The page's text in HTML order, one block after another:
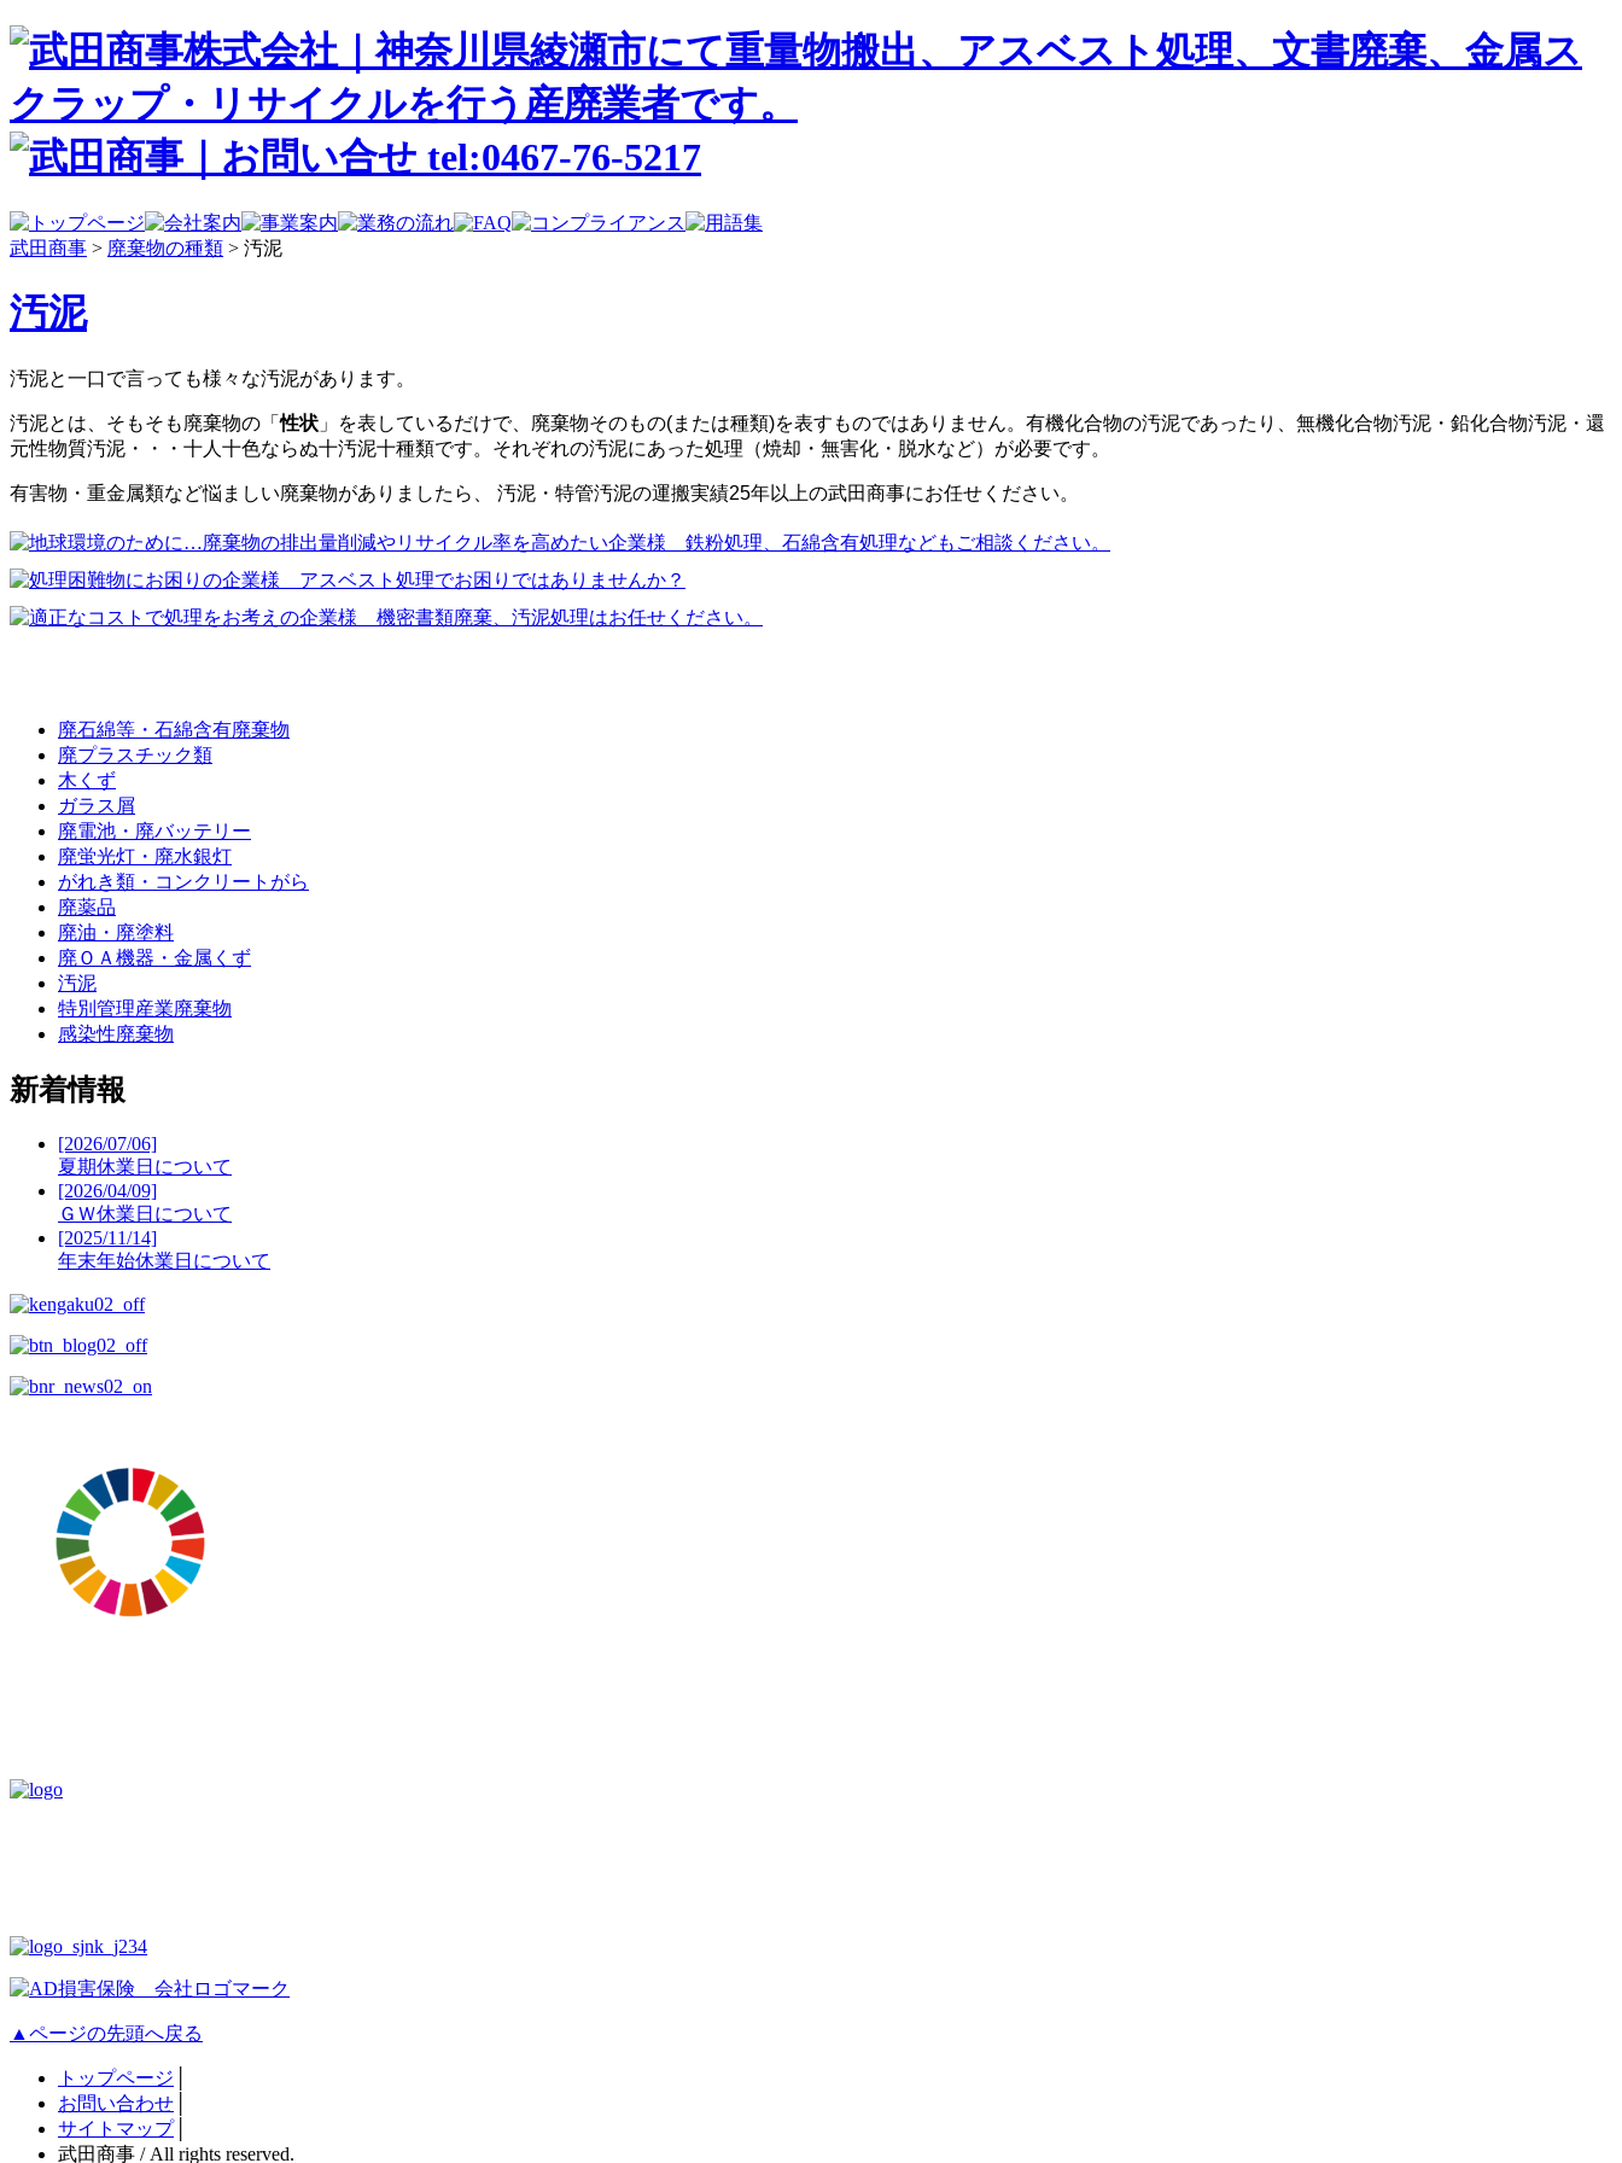
武田商事 > 廃棄物の種類 > 汚泥
汚泥
汚泥と一口で言っても様々な汚泥があります。
汚泥とは、そもそも廃棄物の「性状 」を表しているだけで、廃棄物そのもの(または種類)を表すものではありません。 有機化合物の汚泥であったり、無機化合物汚泥・鉛化合物汚泥・還
元性物質汚泥・・・十人十色ならぬ十汚泥十種類です。それぞれの汚泥にあった処理（焼却・無害化・脱水など）が必要です。
有害物・重金属類など悩ましい廃棄物がありましたら、 汚泥・特管汚泥の運搬実績25年以上の武田商事にお任せください。
廃石綿等・石綿含有廃棄物
廃プラスチック類
木くず
ガラス屑
廃電池・廃バッテリー
廃蛍光灯・廃水銀灯
がれき類・コンクリートがら
廃薬品
廃油・廃塗料
廃ＯＡ機器・金属くず
汚泥
特別管理産業廃棄物
感染性廃棄物
新着情報
[2026/07/06]
夏期休業日について
[2026/04/09]
ＧＷ休業日について
[2025/11/14]
年末年始休業日について
▲ページの先頭へ戻る
トップページ
お問い合わせ
サイトマップ│
武田商事 / All rights reserved.